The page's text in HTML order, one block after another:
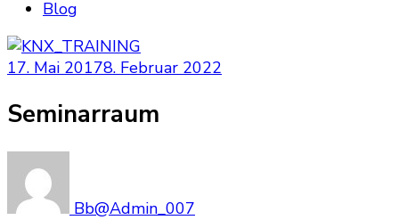
Blog
17. Mai 20178. Februar 2022
Seminarraum
Bb@Admin_007